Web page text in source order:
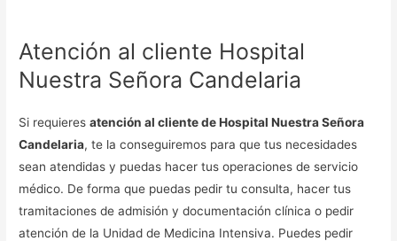
Atención al cliente Hospital
Nuestra Señora Candelaria
Si requieresatención al cliente de Hospital Nuestra Señora
Candelaria, te la conseguiremos para que tus necesidades
sean atendidas y puedas hacer tus operaciones de servicio
médico. De forma que puedas pedir tu consulta, hacer tus
tramitaciones de admisión y documentación clínica o pedir
atención de la Unidad de Medicina Intensiva. Puedes pedir